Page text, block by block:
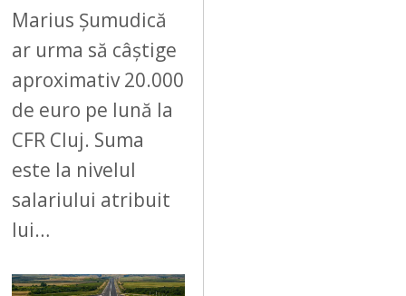
Marius Șumudică
ar urma să câștige
aproximativ 20.000
de euro pe lună la
CFR Cluj. Suma
este la nivelul
salariului atribuit
lui…